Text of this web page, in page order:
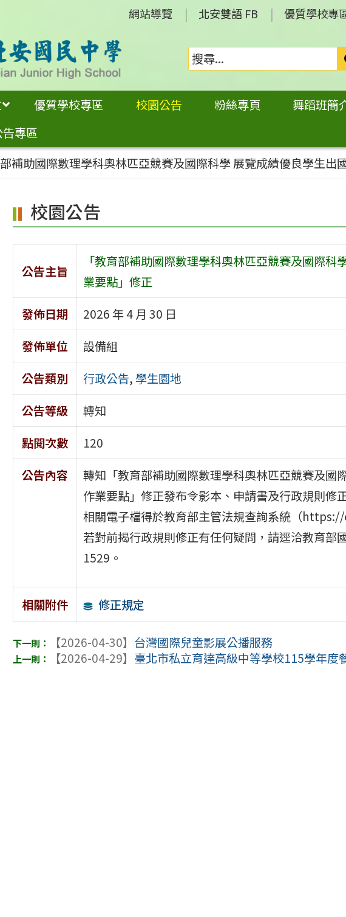
網站導覽 北安雙語 FB 優質學校專
優質學校專區 校園公告 粉絲專頁 舞蹈班簡
專區
部補助國際數理學科奧林匹亞競賽及國際科學 展覽成績優良學生
校園公告
公告主旨
「教育部補助國際數理學科奧林匹亞競賽及國際
業要點」修正
發佈日期
2026 年 4 月 30 日
發佈單位
設備組
公告類別
行政公告, 學生園地
公告等級
轉知
點閱次數
120
公告內容
轉知「教育部補助國際數理學科奧林匹亞競賽及國
作業要點」修正發布令影本、申請書及行政規則修
相關電子檔得於教育部主管法規查詢系統（
若對前揭行政規則修正有任何疑問，請逕洽教育
1529。
相關附件 修正規定
【2026-04-30】 台灣國際兒童影展公播服務
【2026-04-29】 臺北市私立育達高級中等學校115學年度